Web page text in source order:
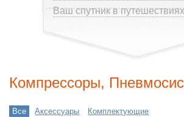
Ваш спутник в
Компрессоры,
Все Аксессуары
Комплектующие